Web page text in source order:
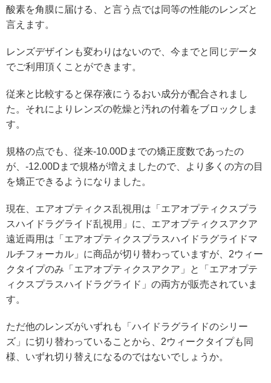
酸素を角膜に届ける、と言う点では同等の性能のレンズと
言えます。
レンズデザインも変わりはないので、今までと同じデータ
でご利用頂くことができます。
従来と比較すると保存液にうるおい成分が配合されまし
た。それによりレンズの乾燥と汚れの付着をブロックしま
す。
規格の点でも、従来-10.00Dまでの矯正度数であったの
が、-12.00Dまで規格が増えましたので、より多くの方の目
を矯正できるようになりました。
現在、エアオプティクス乱視用は「エアオプティクスプラ
スハイドラグライド乱視用」に、エアオプティクスアクア
遠近両用は「エアオプティクスプラスハイドラグライドマ
ルチフォーカル」に商品が切り替わっていますが、2ウィー
クタイプのみ「エアオプティクスアクア」と「エアオプテ
ィクスプラスハイドラグライド」の両方が販売されていま
す。
ただ他のレンズがいずれも「ハイドラグライドのシリー
ズ」に切り替わっていることから、2ウィークタイプも同
様、いずれ切り替えになるのではないでしょうか。